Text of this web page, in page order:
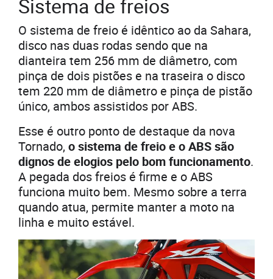
Sistema de freios
O sistema de freio é idêntico ao da Sahara,
disco nas duas rodas sendo que na
dianteira tem 256 mm de diâmetro, com
pinça de dois pistões e na traseira o disco
tem 220 mm de diâmetro e pinça de pistão
único, ambos assistidos por ABS.
Esse é outro ponto de destaque da nova
Tornado, o sistema de freio e o ABS são
dignos de elogios pelo bom funcionamento.
A pegada dos freios é firme e o ABS
funciona muito bem. Mesmo sobre a terra
quando atua, permite manter a moto na
linha e muito estável.